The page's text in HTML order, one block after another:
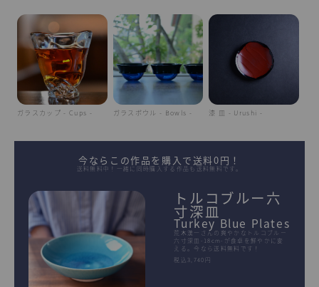
ガラスカップ - Cups - ガラスボウル - Bowls - 漆 皿 - Urushi -
今ならこの作品を購入で送料0円！
送料無料中！一緒に同時購入する作品も送料無料です。
トルコブルー六
寸深皿
Turkey Blue Plates
荒木漢一さんの爽やかなトルコブルー
六寸深皿-18cm-が食卓を鮮やかに変
える。今なら送料無料です！
税込3,740円